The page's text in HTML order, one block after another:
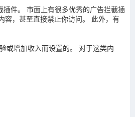
件。 市面上有很多优秀的广告拦截插
，甚至直接禁止你访问。 此外，有
或增加收入而设置的。 对于这类内